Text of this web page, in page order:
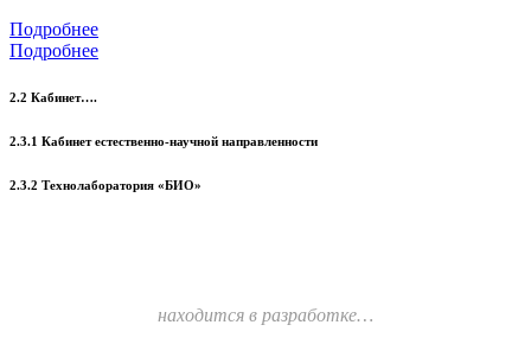
Подробнее
Подробнее
2.2 Кабинет….
2.3.1 Кабинет естественно-научной направленности
2.3.2 Технолаборатория «БИО»
находится в разработке…